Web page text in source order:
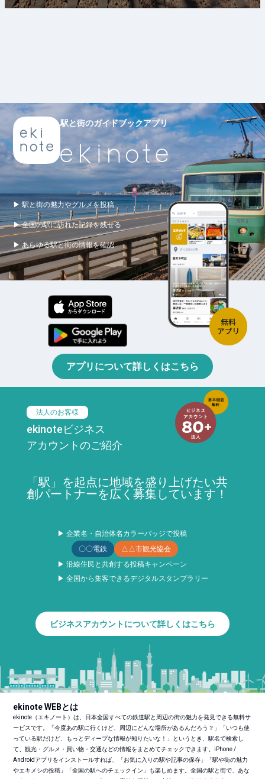
駅と街のガイドブックアプリ
▶ 駅と街の魅力やグルメを投稿
▶ 全国の駅に訪れた記録を残せる
▶ あらゆる駅と街の情報を確認
アプリについて詳しくはこちら
法人のお客様
ekinoteビジネス
アカウントのご紹介
「駅」を起点に地域を盛り上げたい共
創パートナーを広く募集しています！
▶ 企業名・自治体名カラーバッジで投稿
〇〇電鉄
△△市観光協会
▶ 沿線住民と共創する投稿キャンペーン
▶ 全国から集客できるデジタルスタンプラリー
ビジネスアカウントについて詳しくはこちら
ekinote WEBとは
ekinote（エキノート）は、日本全国すべての鉄道駅と周辺の街の魅力を発見できる無料サ
ービスです。「今度あの駅に行くけど、周辺にどんな場所があるんだろう？」「いつも使
っている駅だけど、もっとディープな情報が知りたいな！」というとき、駅名で検索し
て、観光・グルメ・買い物・交通などの情報をまとめてチェックできます。iPhone /
Androidアプリをインストールすれば、「お気に入りの駅や記事の保存」「駅や街の魅力
やエキメシの投稿」「全国の駅へのチェックイン」も楽しめます。全国の駅と街で、あな